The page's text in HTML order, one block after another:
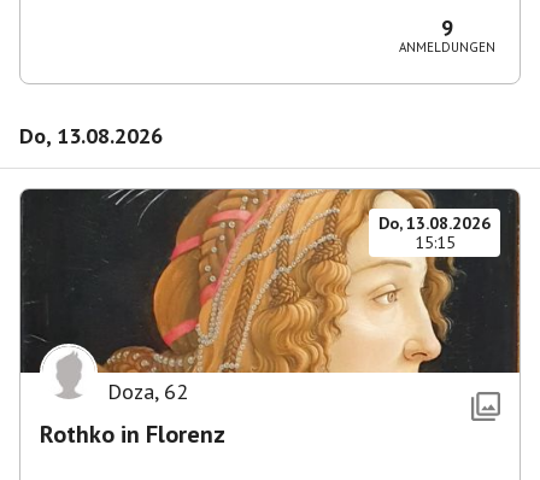
9
ANMELDUNGEN
Do, 13.08.2026
Do, 13.08.2026
15:15
Doza, 62
Rothko in Florenz